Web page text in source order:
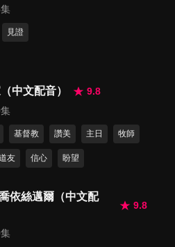
第9集 擔當家人的難處（下）
53分鐘
47分鐘
52
見證
中文配音）
9.8
基督教 讚美 主日 牧師
友 信心 盼望
依絲邁爾（中文配
9.8